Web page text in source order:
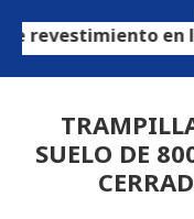
en las
SUELO DE